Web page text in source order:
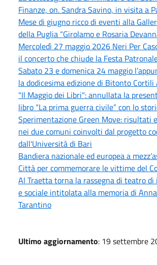
Finanze, on. Sandra Savino, in visita a
Mese di giugno ricco di eventi alla
della Puglia “Girolamo e Rosaria
Mercoledì 27 maggio 2026 Neri Per
il concerto che chiude la Festa
Sabato 23 e domenica 24 maggio
la dodicesima edizione di Bitonto Cortili
"Il Maggio dei Libri": annullata la
libro “La prima guerra civile” con lo
Sperimentazione Green Move: risultati
nei due comuni coinvolti dal progetto
dall'Università di Bari
Bandiera nazionale ed europea a
Città per commemorare le vittime del
Al Traetta torna la rassegna di teatro di
e sociale intitolata alla memoria di
Tarantino
Ultimo aggiornamento: 19 settembre